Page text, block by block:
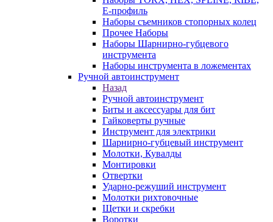
E-профиль
Наборы съемников стопорных колец
Прочее Наборы
Наборы Шарнирно-губцевого
инструмента
Наборы инструмента в ложементах
Ручной автоинструмент
Назад
Ручной автоинструмент
Биты и аксессуары для бит
Гайковерты ручные
Инструмент для электрики
Шарнирно-губцевый инструмент
Молотки, Кувалды
Монтировки
Отвертки
Ударно-режуший инструмент
Молотки рихтовочные
Щетки и скребки
Воротки